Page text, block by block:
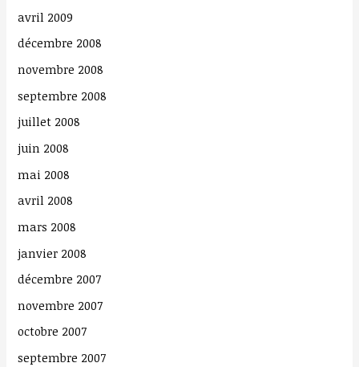
avril 2009
décembre 2008
novembre 2008
septembre 2008
juillet 2008
juin 2008
mai 2008
avril 2008
mars 2008
janvier 2008
décembre 2007
novembre 2007
octobre 2007
septembre 2007